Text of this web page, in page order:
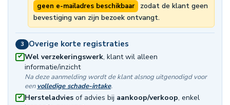
geen e-mailadres beschikbaar
zodat de klant geen
bevestiging van zijn bezoek ontvangt.
3 Overige korte registraties
Wel verzekeringswerk, klant wil alleen
informatie/inzicht
Na deze aanmelding wordt de klant alsnog uitgenodigd voor
eenvolledige schade-intake.
Hersteladvies of advies bij aankoop/verkoop, enkel